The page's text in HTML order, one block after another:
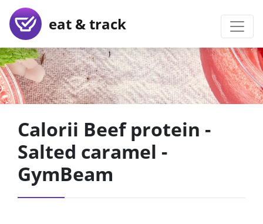
eat & track
Calorii Beef protein -
Salted caramel -
GymBeam